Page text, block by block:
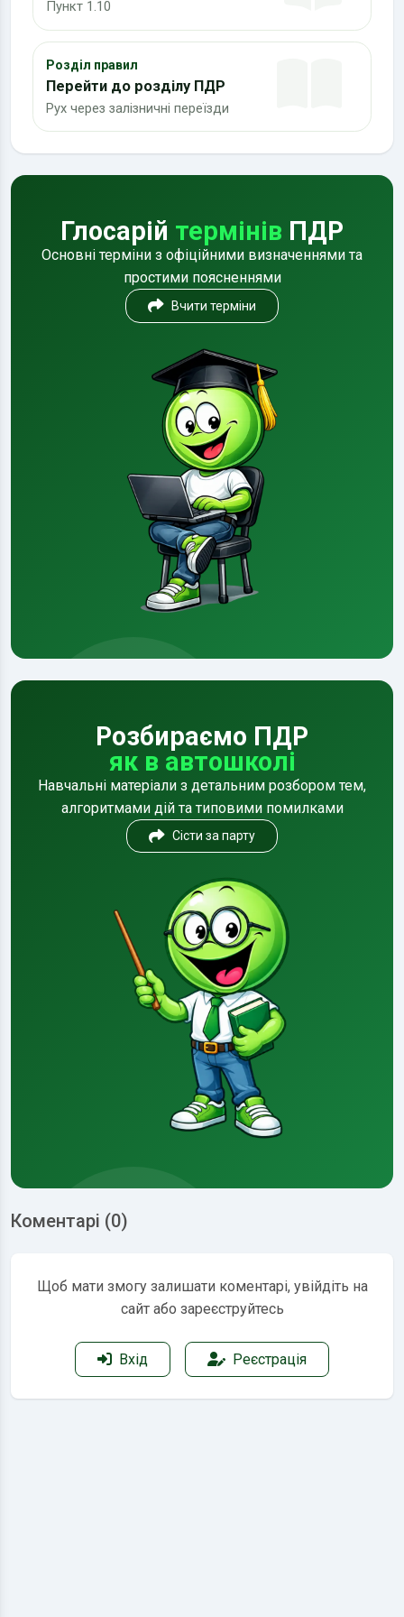
Пункт 1.10
Розділ правил
Перейти до розділу ПДР
Рух через залізничні переїзди
Глосарій термінів ПДР
Основні терміни з офіційними визначеннями та
простими поясненнями
Вчити терміни
Розбираємо ПДР
як в автошколі
Навчальні матеріали з детальним розбором тем,
алгоритмами дій та типовими помилками
Сісти за парту
Коментарі (0)
Щоб мати змогу залишати коментарі, увійдіть на
сайт або зареєструйтесь
Вхід Реєстрація